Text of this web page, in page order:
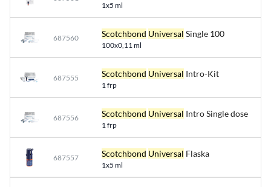
1x5 ml
687560 Scotchbond Universal Single 100
100x0,11 ml
687555 Scotchbond Universal Intro-Kit
1 frp
687556 Scotchbond Universal Intro Single dose
1 frp
687557 Scotchbond Universal Flaska
1x5 ml